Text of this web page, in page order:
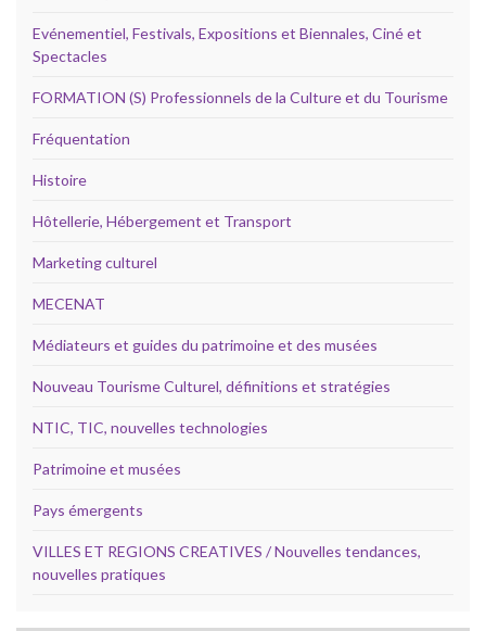
Evénementiel, Festivals, Expositions et Biennales, Ciné et
Spectacles
FORMATION (S) Professionnels de la Culture et du Tourisme
Fréquentation
Histoire
Hôtellerie, Hébergement et Transport
Marketing culturel
MECENAT
Médiateurs et guides du patrimoine et des musées
Nouveau Tourisme Culturel, définitions et stratégies
NTIC, TIC, nouvelles technologies
Patrimoine et musées
Pays émergents
VILLES ET REGIONS CREATIVES / Nouvelles tendances,
nouvelles pratiques